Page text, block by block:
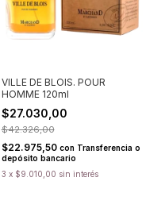
VILLE DE BLOIS. POUR
HOMME 120ml
$27.030,00
$42.326,00
$22.975,50 con Transferencia o
depósito bancario
3 x $9.010,00 sin interés